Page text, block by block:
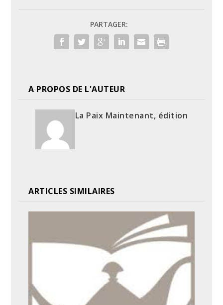
PARTAGER:
A PROPOS DE L'AUTEUR
La Paix Maintenant, édition
ARTICLES SIMILAIRES